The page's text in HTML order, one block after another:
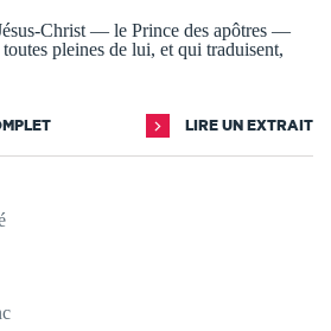
Christ — le Prince des apôtres —
pleines de lui, et qui traduisent,
LIRE UN EXTRAIT